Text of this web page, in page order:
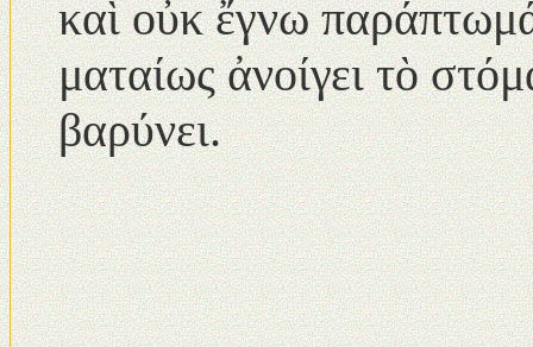
καὶ οὐκ ἔγνω
ματαίως ἀνοίγει τὸ
βαρύνει.